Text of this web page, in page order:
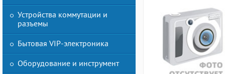
Устройства коммутации и
разъемы
Бытовая VIP-электроника
Оборудование и инструмент